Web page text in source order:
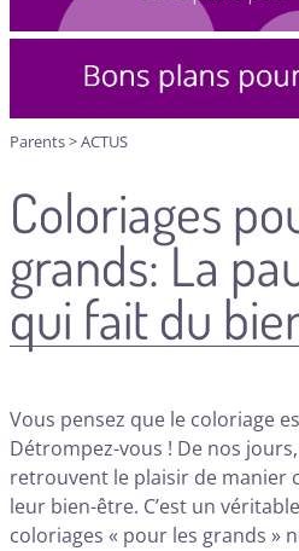
Parents>ACTUS
Coloriages
grands: La
qui fait du
Vous pensez que le coloriage
Détrompez-vous ! De nos
retrouvent le plaisir de manier
leur bien-être. C’est un
coloriages « pour les grands »